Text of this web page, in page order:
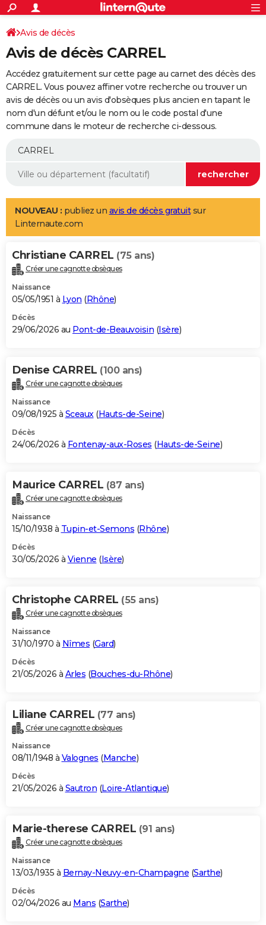
ACTUALITÉS
Politique
Société
Faits Divers
Education
Monde
Villes
+
SPORT
Coupe du monde 2026
Football
Tennis
Cyclisme
Rugby
Forum
Programme TV
TNT
Streaming
Cinéma
Sorties cinéma
Musique
+
FINANCE
Retraite
Epargne
Immobilier
Risques naturels par ville
Banque
Assurance
AUTO
Essais
Réserver un essai
Citadines
Berlines
SUV
Forum auto
+
Mobiles
Meilleur smartphone
Internet
Ordinateurs
Jeux vidéo
Guide high-tech
Aménagement intérieur
LIFESTYLE
Art de vivre
Bien-être
Loisirs
Mode
Modes de vie
Alimentation
Guide de la santé
Maladies
Médicaments
Sommeil
VOYAGE
Destinations
City break
Voyage nature
Voyage de noces
Forum
Climat
+PHOTO
GUIDES D'ACHAT
BONS PLANS
Carte de Noël
Carte Bonne année
Carte Saint-Valentin
Carte Pâques
Carte d'anniversaire
DICTIONNAIRE
Dictionnaire
Biographies
Citations
Expressions
Proverbes
PROGRAMME TV
S'inscrire
Se connecter
Lycées
Collèges
Primaires
Universités
Entreprises
Service militaire
Avis de recherche
AVIS DE DÉCÈS
Bricolage
Lifestyle
Culture
Sport
Auto
Television
Voyage
Cinema
Avis de décès
Avis de décès CARREL
Accédez gratuitement sur cette page au carnet des décès des
CARREL. Vous pouvez affiner votre recherche ou trouver un
avis de décès ou un avis d'obsèques plus ancien en tapant le
nom d'un défunt et/ou le nom ou le code postal d'une
commune dans le moteur de recherche ci-dessous.
NOUVEAU : publiez un avis de décès gratuitsur
Linternaute.com
Christiane CARREL (75 ans)
Créer une cagnotte obsèques
Naissance
05/05/1951 à Lyon (Rhône)
Décès
29/06/2026 au Pont-de-Beauvoisin (Isère)
Denise CARREL (100 ans)
Créer une cagnotte obsèques
Naissance
09/08/1925 à Sceaux(Hauts-de-Seine)
Décès
24/06/2026 à Fontenay-aux-Roses (Hauts-de-Seine)
Maurice CARREL (87 ans)
Créer une cagnotte obsèques
Naissance
15/10/1938 à Tupin-et-Semons (Rhône)
Décès
30/05/2026 à Vienne (Isère)
Christophe CARREL (55 ans)
Créer une cagnotte obsèques
Naissance
31/10/1970 à Nîmes (Gard)
Décès
21/05/2026 à Arles (Bouches-du-Rhône)
Liliane CARREL (77 ans)
Créer une cagnotte obsèques
Naissance
08/11/1948 à Valognes (Manche)
Décès
21/05/2026 à Sautron (Loire-Atlantique)
Marie-therese CARREL (91 ans)
Créer une cagnotte obsèques
Naissance
13/03/1935 à Bernay-Neuvy-en-Champagne (Sarthe)
Décès
02/04/2026 au Mans (Sarthe)